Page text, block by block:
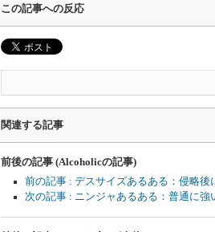
この記事への反応
関連する記事
前後の記事 (Alcoholicの記事)
前の記事 : デスサイズあるある：侵略後
次の記事 : ニンジャあるある：普通に強